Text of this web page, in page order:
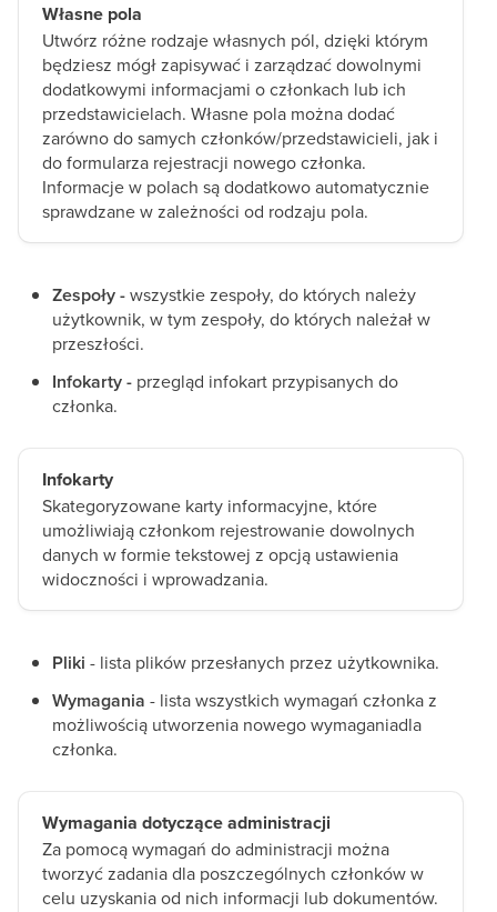
Własne pola
Utwórz różne rodzaje własnych pól, dzięki którym
będziesz mógł zapisywać i zarządzać dowolnymi
dodatkowymi informacjami o członkach lub ich
przedstawicielach. Własne pola można dodać
zarówno do samych członków/przedstawicieli, jak i
do formularza rejestracji nowego członka.
Informacje w polach są dodatkowo automatycznie
sprawdzane w zależności od rodzaju pola.
Zespoły -wszystkie zespoły, do których należy
użytkownik, w tym zespoły, do których należał w
przeszłości.
Infokarty - przegląd infokart przypisanych do
członka.
Infokarty
Skategoryzowane karty informacyjne, które
umożliwiają członkom rejestrowanie dowolnych
danych w formie tekstowej z opcją ustawienia
widoczności i wprowadzania.
Pliki - lista plików przesłanych przez użytkownika.
Wymagania - lista wszystkich wymagań członka z
możliwością utworzenia nowego wymaganiadla
członka.
Wymagania dotyczące administracji
Za pomocą wymagań do administracji można
tworzyć zadania dla poszczególnych członków w
celu uzyskania od nich informacji lub dokumentów.